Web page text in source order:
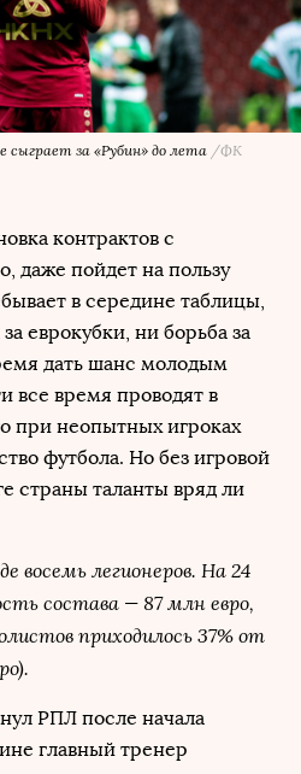
сыграет за «Рубин» до лета /ФК
контрактов с
даже пойдет на пользу
в середине таблицы,
еврокубки, ни борьба за
дать шанс молодым
все время проводят в
при неопытных игроках
футбола. Но без игровой
страны таланты вряд ли
восемь легионеров. На 24
состава — 87 млн евро,
приходилось 37% от
РПЛ после начала
главный тренер